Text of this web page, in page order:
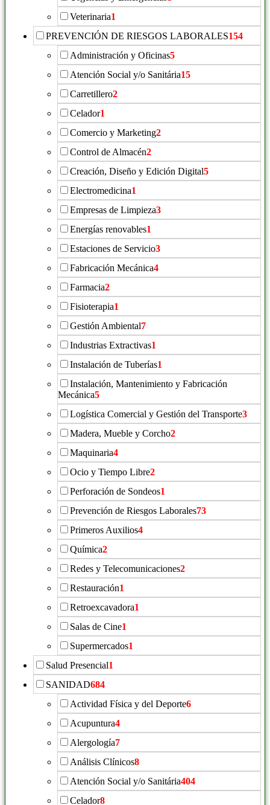
Veterinaria1
PREVENCIÓN DE RIESGOS LABORALES154
Administración y Oficinas5
Atención Social y/o Sanitária15
Carretillero2
Celador1
Comercio y Marketing2
Control de Almacén2
Creación, Diseño y Edición Digital5
Electromedicina1
Empresas de Limpieza3
Energías renovables1
Estaciones de Servicio3
Fabricación Mecánica4
Farmacia2
Fisioterapia1
Gestión Ambiental7
Industrias Extractivas1
Instalación de Tuberías1
Instalación, Mantenimiento y Fabricación
Mecánica5
Logística Comercial y Gestión del Transporte3
Madera, Mueble y Corcho2
Maquinaria4
Ocio y Tiempo Libre2
Perforación de Sondeos1
Prevención de Riesgos Laborales73
Primeros Auxilios4
Química2
Redes y Telecomunicaciones2
Restauración1
Retroexcavadora1
Salas de Cine1
Supermercados1
Salud Presencial1
SANIDAD684
Actividad Física y del Deporte6
Acupuntura4
Alergología7
Análisis Clínicos8
Atención Social y/o Sanitária404
Celador8